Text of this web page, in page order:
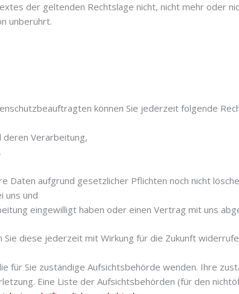
der geltenden Rechtslage nicht, nicht mehr oder
unberührt.
können Sie jederzeit folgende
deren Verarbeitung,
Daten aufgrund gesetzlicher Pflichten noch nicht
uns und
eingewilligt haben oder einen Vertrag mit uns
Sie diese jederzeit mit Wirkung für die Zukunft
für Sie zuständige Aufsichtsbehörde wenden. Ihre
Eine Liste der Aufsichtsbehörden (für den